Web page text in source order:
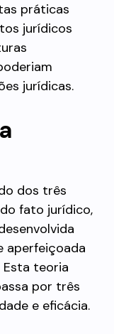
práticas
jurídicos
jurídicas.
dos três
fato jurídico,
aperfeiçoada
Esta teoria
por três
e eficácia.